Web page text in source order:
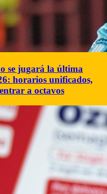
se jugará la última
horarios unificados,
a octavos